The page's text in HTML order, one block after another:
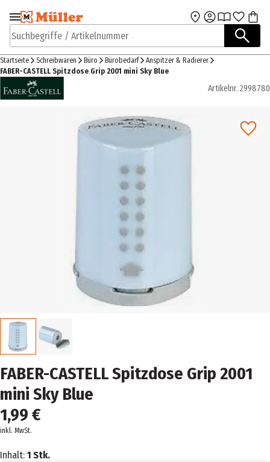
Zur Navigation
springen
Zum Hauptinhalt
Suchbegriffe / Artikelnummer
Startseite Schreibwaren Büro Bürobedarf
Anspitzer & Radierer
FABER-CASTELL Spitzdose Grip 2001 mini Sky Blue
Artikelnr. 2998780
FABER-CASTELL Spitzdose Grip 2001
mini Sky Blue
1,99 €
inkl. MwSt.
Inhalt: 1 Stk.